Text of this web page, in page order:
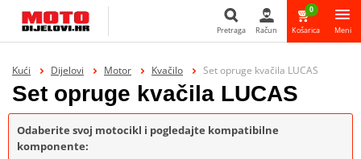
Pretraga
Pretraga Račun
0
Košarica Meni
Kući Dijelovi Motor Kvačilo Set opruge kvačila LUCAS
Set opruge kvačila LUCAS
Odaberite svoj motocikl i pogledajte kompatibilne
komponente: